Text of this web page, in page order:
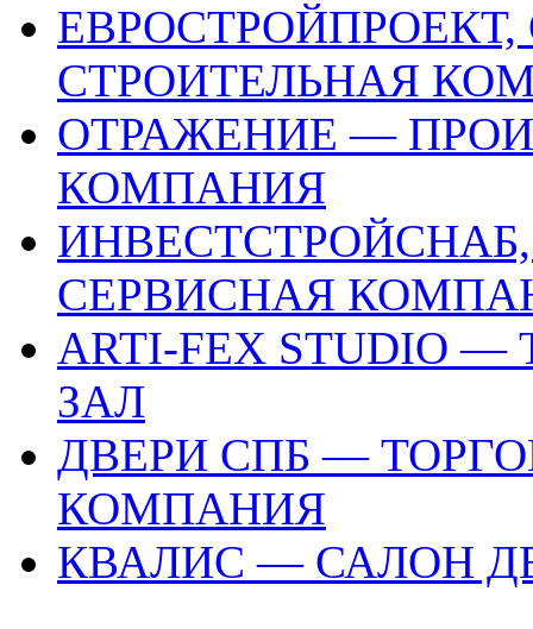
СТРОИТЕЛЬНАЯ
ОТРАЖЕНИЕ —
КОМПАНИЯ
СЕРВИСНАЯ
ARTI-FEX STUDIO
ЗАЛ
ДВЕРИ СПБ —
КОМПАНИЯ
КВАЛИС — САЛОН